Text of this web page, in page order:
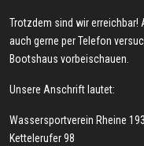
Trotzdem sind wir erreichbar!
auch gerne per Telefon
Bootshaus vorbeischauen.
Unsere Anschrift lautet:
Wassersportverein Rheine
Kettelerufer 98